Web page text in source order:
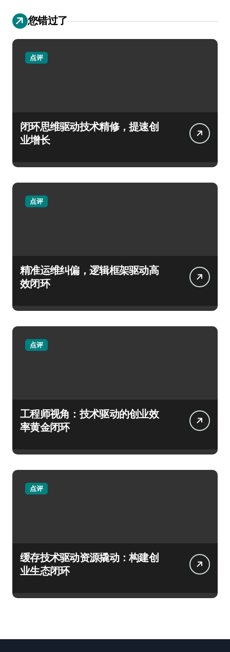
您错过了
点评
闭环思维驱动技术精修，提速创
业增长
点评
精准运维纠偏，逻辑框架驱动高
效闭环
点评
工程师视角：技术驱动的创业效
率黄金闭环
点评
缓存技术驱动资源撬动：构建创
业生态闭环